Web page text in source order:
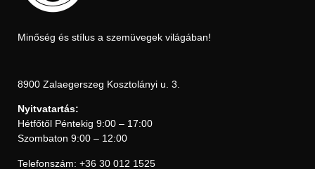
Minőség és stílus a szemüvegek világában!
8900 Zalaegerszeg Kosztolányi u. 3.
Nyitvatartás:
Hétfőtől Péntekig 9:00 – 17:00
Szombaton 9:00 – 12:00
Telefonszám: +36 30 012 1525